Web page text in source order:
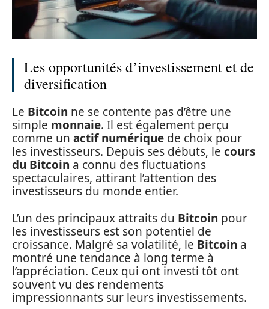
Les opportunités d’investissement et de
diversification
Le Bitcoin ne se contente pas d’être une
simple monnaie. Il est également perçu
comme un actif numérique de choix pour
les investisseurs. Depuis ses débuts, le cours
du Bitcoin a connu des fluctuations
spectaculaires, attirant l’attention des
investisseurs du monde entier.
L’un des principaux attraits du Bitcoin pour
les investisseurs est son potentiel de
croissance. Malgré sa volatilité, le Bitcoin a
montré une tendance à long terme à
l’appréciation. Ceux qui ont investi tôt ont
souvent vu des rendements
impressionnants sur leurs investissements.